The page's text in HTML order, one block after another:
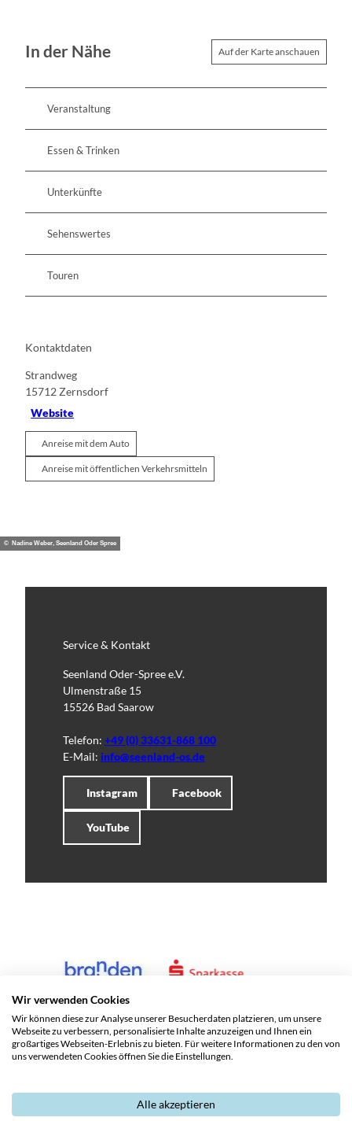
In der Nähe Auf der Karte anschauen
Veranstaltung
Essen & Trinken
Unterkünfte
Sehenswertes
Touren
Kontaktdaten
Strandweg
15712 Zernsdorf
Website
Anreise mit dem Auto
Anreise mit öffentlichen Verkehrsmitteln
© Nadine Weber, Seenland Oder Spree
Service & Kontakt
Seenland Oder-Spree e.V.
Ulmenstraße 15
15526 Bad Saarow
Telefon: +49 (0) 33631-868 100
E-Mail: info@seenland-os.de
Instagram Facebook
YouTube
Wir verwenden Cookies
Wir können diese zur Analyse unserer Besucherdaten platzieren, um unsere
Webseite zu verbessern, personalisierte Inhalte anzuzeigen und Ihnen ein
großartiges Webseiten-Erlebnis zu bieten. Für weitere Informationen zu den von
uns verwendeten Cookies öffnen Sie die Einstellungen.
Alle akzeptieren